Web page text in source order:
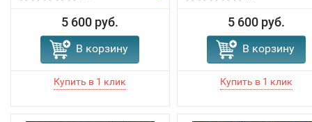
5 600 руб.
В корзину
5 600 руб.
В корзину